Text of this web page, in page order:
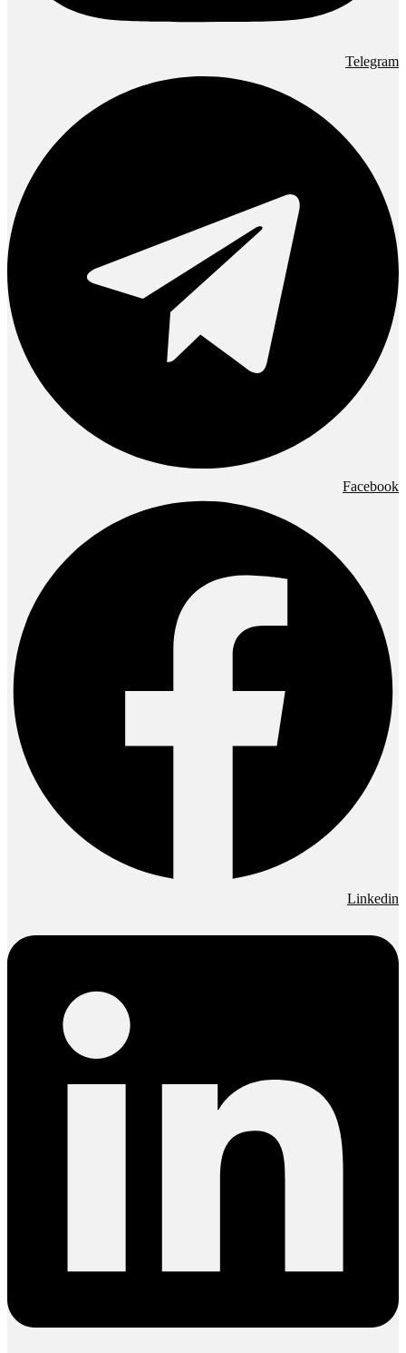
Telegram
Facebook
Linkedin